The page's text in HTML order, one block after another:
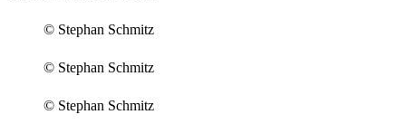
© Stephan Schmitz
© Stephan Schmitz
© Stephan Schmitz